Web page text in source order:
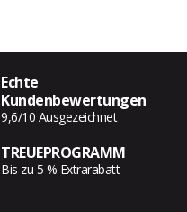
Echte
Kundenbewertungen
9,6/10 Ausgezeichnet
TREUEPROGRAMM
Bis zu 5 % Extrarabatt